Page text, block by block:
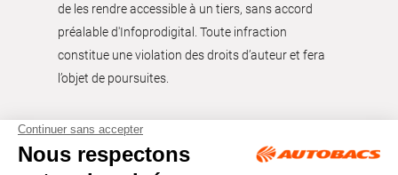
de les rendre accessible à un tiers, sans accord
préalable d'Infoprodigital. Toute infraction
constitue une violation des droits d’auteur et fera
l’objet de poursuites.